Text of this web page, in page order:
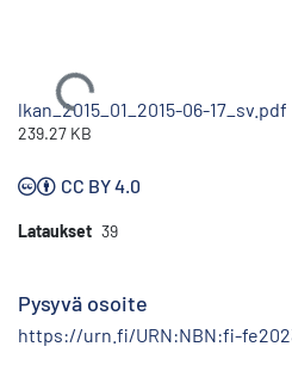
Ladataan...
lkan_2015_01_2015-06-17_sv.pdf
239.27 KB
CC BY 4.0
Lataukset 39
Pysyvä osoite
https://urn.fi/URN:NBN:fi-